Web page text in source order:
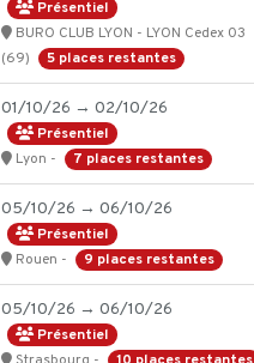
Présentiel
BURO CLUB LYON - LYON Cedex 03
(69)
5 places restantes
01/10/26 → 02/10/26
Présentiel
Lyon -
7 places restantes
05/10/26 → 06/10/26
Présentiel
Rouen -
9 places restantes
05/10/26 → 06/10/26
Présentiel